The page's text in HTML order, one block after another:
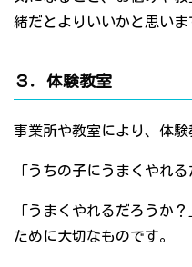
緒だとよりいいかと思いま
３．体験教室
事業所や教室により、体験
「うちの子にうまくやれる
「うまくやれるだろうか
ために大切なものです。